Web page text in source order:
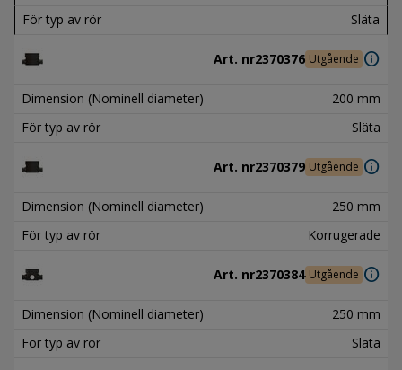
För typ av rör
Släta
Art. nr2370376 Utgående info
Dimension (Nominell diameter)
200 mm
För typ av rör
Släta
Art. nr2370379 Utgående info
Dimension (Nominell diameter)
250 mm
För typ av rör
Korrugerade
Art. nr2370384 Utgående info
Dimension (Nominell diameter)
250 mm
För typ av rör
Släta